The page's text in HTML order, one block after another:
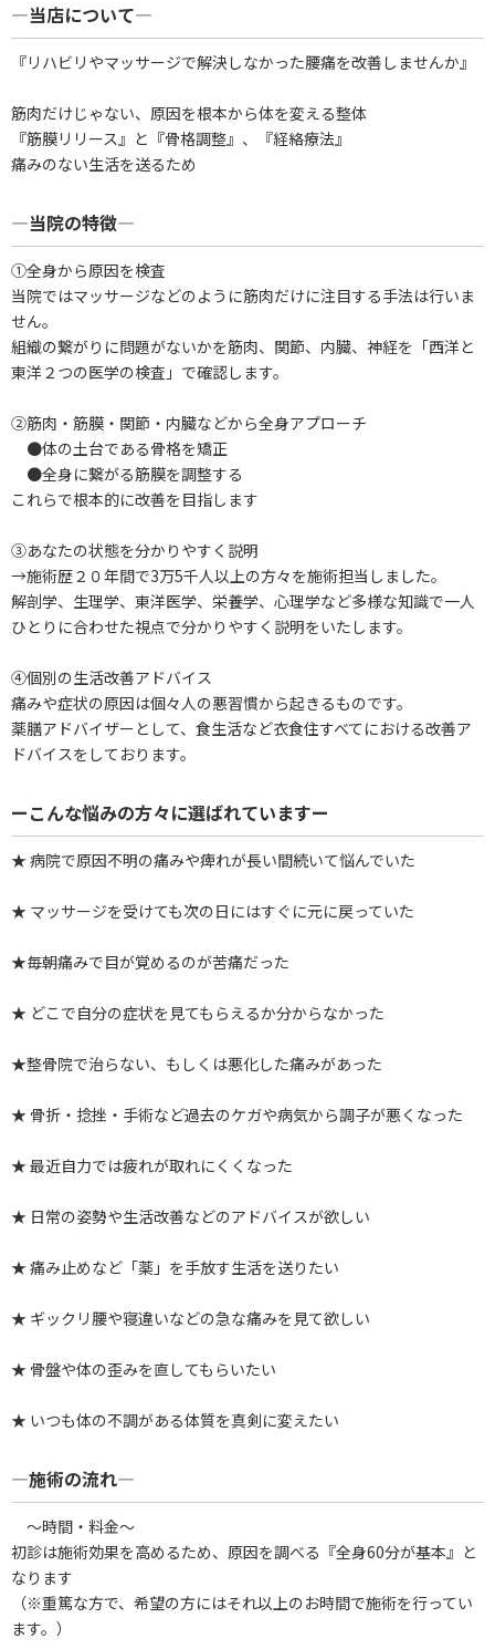
―当店について―
『リハビリやマッサージで解決しなかった腰痛を改善しませんか』
筋肉だけじゃない、原因を根本から体を変える整体
『筋膜リリース』と『骨格調整』、『経絡療法』
痛みのない生活を送るため
―当院の特徴―
①全身から原因を検査
当院ではマッサージなどのように筋肉だけに注目する手法は行いま
せん。
組織の繋がりに問題がないかを筋肉、関節、内臓、神経を「西洋と
東洋２つの医学の検査」で確認します。
②筋肉・筋膜・関節・内臓などから全身アプローチ
●体の土台である骨格を矯正
●全身に繋がる筋膜を調整する
これらで根本的に改善を目指します
③あなたの状態を分かりやすく説明
→施術歴２０年間で3万5千人以上の方々を施術担当しました。
解剖学、生理学、東洋医学、栄養学、心理学など多様な知識で一人
ひとりに合わせた視点で分かりやすく説明をいたします。
④個別の生活改善アドバイス
痛みや症状の原因は個々人の悪習慣から起きるものです。
薬膳アドバイザーとして、食生活など衣食住すべてにおける改善ア
ドバイスをしております。
ーこんな悩みの方々に選ばれていますー
★ 病院で原因不明の痛みや痺れが長い間続いて悩んでいた
★ マッサージを受けても次の日にはすぐに元に戻っていた
★毎朝痛みで目が覚めるのが苦痛だった
★ どこで自分の症状を見てもらえるか分からなかった
★整骨院で治らない、もしくは悪化した痛みがあった
★ 骨折・捻挫・手術など過去のケガや病気から調子が悪くなった
★ 最近自力では疲れが取れにくくなった
★ 日常の姿勢や生活改善などのアドバイスが欲しい
★ 痛み止めなど「薬」を手放す生活を送りたい
★ ギックリ腰や寝違いなどの急な痛みを見て欲しい
★ 骨盤や体の歪みを直してもらいたい
★ いつも体の不調がある体質を真剣に変えたい
―施術の流れ―
～時間・料金～
初診は施術効果を高めるため、原因を調べる『全身60分が基本』と
なります
（※重篤な方で、希望の方にはそれ以上のお時間で施術を行ってい
ます。）